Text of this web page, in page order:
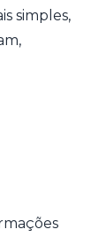
simples,